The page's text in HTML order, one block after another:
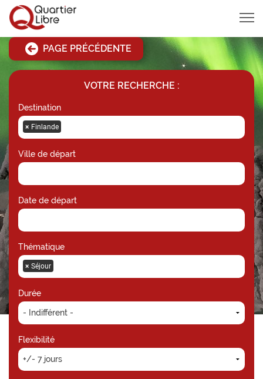
PAGE PRÉCÉDENTE
VOTRE RECHERCHE :
Destination
× Finlande
Ville de départ
Date de départ
Thématique
× Séjour
Durée
Flexibilité